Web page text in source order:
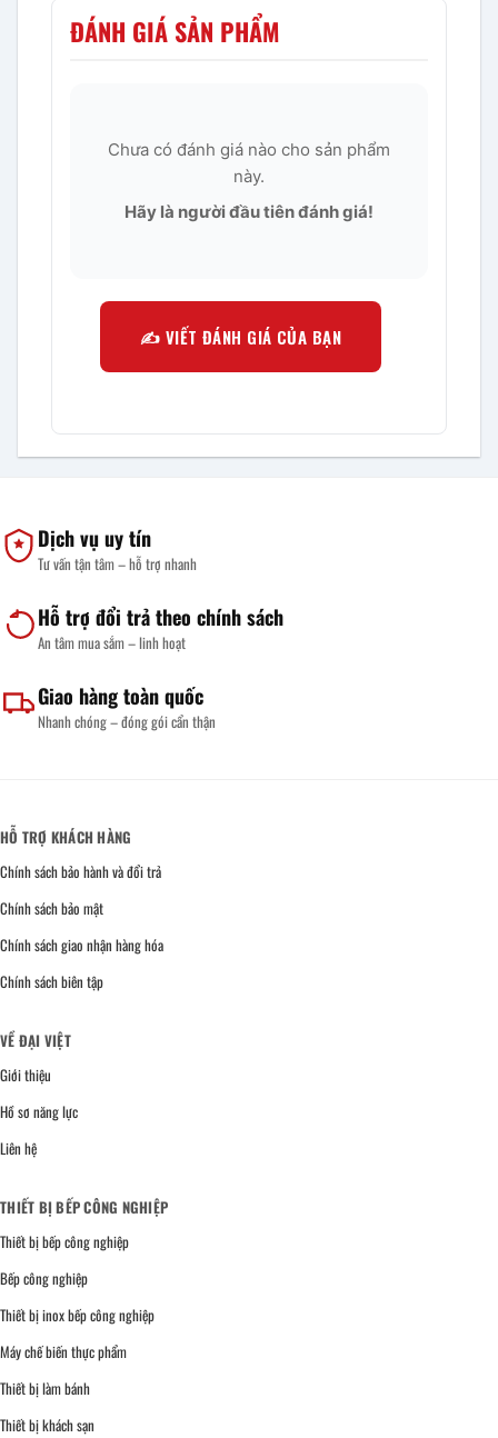
ĐÁNH GIÁ SẢN PHẨM
Chưa có đánh giá nào cho sản phẩm
này.
Hãy là người đầu tiên đánh giá!
✍️ VIẾT ĐÁNH GIÁ CỦA BẠN
Dịch vụ uy tín
Tư vấn tận tâm – hỗ trợ nhanh
Hỗ trợ đổi trả theo chính sách
An tâm mua sắm – linh hoạt
Giao hàng toàn quốc
Nhanh chóng – đóng gói cẩn thận
HỖ TRỢ KHÁCH HÀNG
Chính sách bảo hành và đổi trả
Chính sách bảo mật
Chính sách giao nhận hàng hóa
Chính sách biên tập
VỀ ĐẠI VIỆT
Giới thiệu
Hồ sơ năng lực
Liên hệ
THIẾT BỊ BẾP CÔNG NGHIỆP
Thiết bị bếp công nghiệp
Bếp công nghiệp
Thiết bị inox bếp công nghiệp
Máy chế biến thực phẩm
Thiết bị làm bánh
Thiết bị khách sạn